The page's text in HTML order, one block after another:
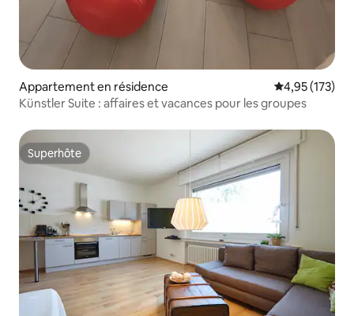
Appartement en résidence Évaluation
4,95 (173)
Künstler Suite : affaires et vacances pour les groupes
Superhôte
Superhôte